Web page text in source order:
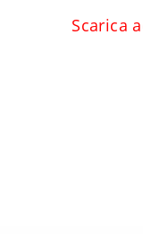
Scarica